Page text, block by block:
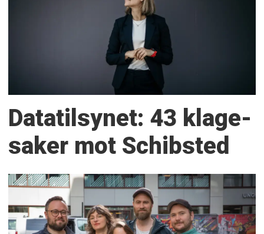
Datatilsynet: 43 klage­
saker mot Schibsted